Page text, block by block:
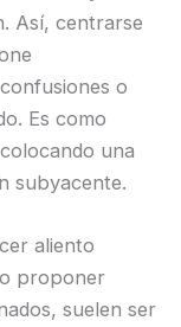
Así, centrarse
o
Es como
una
subyacente.
aliento
proponer
suelen ser